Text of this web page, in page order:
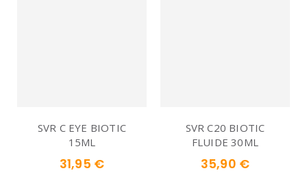
SVR C EYE BIOTIC
15ML
31,95 €
SVR C20 BIOTIC
FLUIDE 30ML
35,90 €